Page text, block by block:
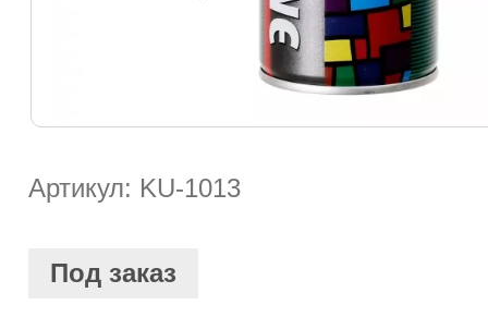
Артикул: KU-1013
Под заказ